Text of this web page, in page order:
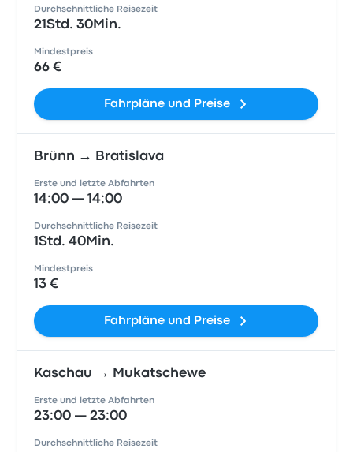
Durchschnittliche Reisezeit
21Std. 30Min.
Mindestpreis
66 €
Fahrpläne und Preise
Brünn → Bratislava
Erste und letzte Abfahrten
14:00 — 14:00
Durchschnittliche Reisezeit
1Std. 40Min.
Mindestpreis
13 €
Fahrpläne und Preise
Kaschau → Mukatschewe
Erste und letzte Abfahrten
23:00 — 23:00
Durchschnittliche Reisezeit